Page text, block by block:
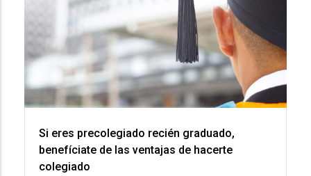
Si eres precolegiado recién graduado,
benefíciate de las ventajas de hacerte
colegiado